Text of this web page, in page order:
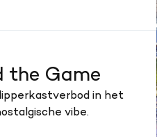
the Game
in het
vibe.